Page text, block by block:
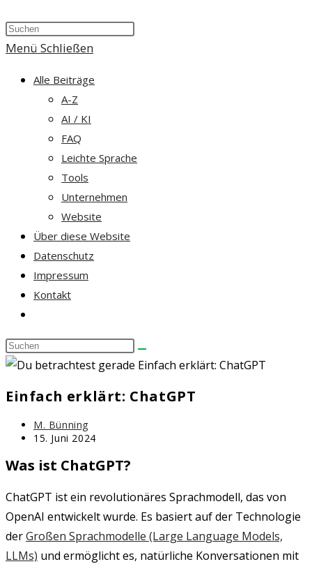
umschalten
Press
Menü Schließen
Alle Beiträge
A-Z
AI / KI
FAQ
Leichte Sprache
Tools
Unternehmen
Website
Über diese Website
Datenschutz
Impressum
Kontakt
umschalten
Diese
Website
Einfach erklärt: ChatGPT
Beitrags-
Autor:
M. Bünning
Beitrag
geändert
15. Juni 2024
Was ist ChatGPT?
ChatGPT ist ein revolutionäres Sprachmodell, das von
OpenAI entwickelt wurde. Es basiert auf der Technologie
derGroßen Sprachmodelle (Large Language Models,
LLMs) und ermöglicht es, natürliche Konversationen mit